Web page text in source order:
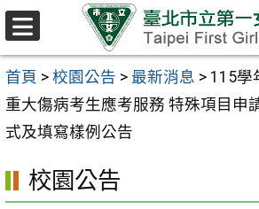
跳至主要內容區
首頁 > 校園公告 > 最新消息 > 115學
重大傷病考生應考服務 特殊項目申
式及填寫樣例公告
校園公告
選
單